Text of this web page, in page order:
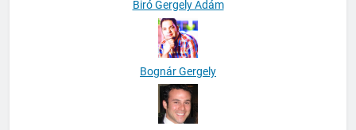
Biró Gergely Ádám
Bognár Gergely